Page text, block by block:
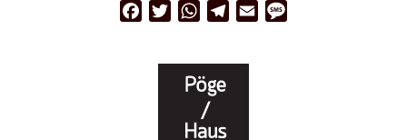
FacebookTwitterWhatsApp
Telegram
Email